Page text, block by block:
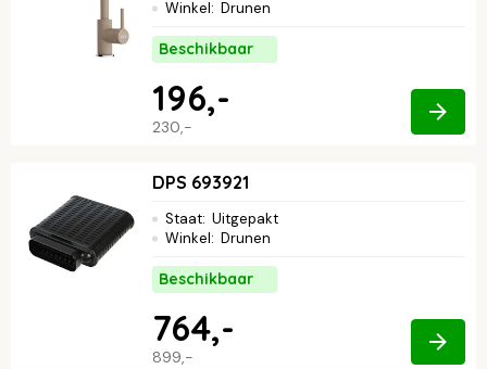
Winkel: Drunen
Beschikbaar
230,-
196,-
DPS 693921
Staat: Uitgepakt
Winkel: Drunen
Beschikbaar
899,-
764,-